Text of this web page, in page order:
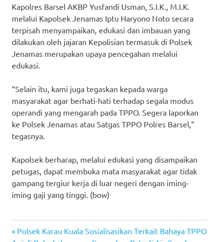
Kapolres Barsel AKBP Yusfandi Usman, S.I.K., M.I.K.
melalui Kapolsek Jenamas Iptu Haryono Noto secara
terpisah menyampaikan, edukasi dan imbauan yang
dilakukan oleh jajaran Kepolisian termasuk di Polsek
Jenamas merupakan upaya pencegahan melalui
edukasi.
“Selain itu, kami juga tegaskan kepada warga
masyarakat agar berhati-hati terhadap segala modus
operandi yang mengarah pada TPPO. Segera laporkan
ke Polsek Jenamas atau Satgas TPPO Polres Barsel,”
tegasnya.
Kapolsek berharap, melalui edukasi yang disampaikan
petugas, dapat membuka mata masyarakat agar tidak
gampang tergiur kerja di luar negeri dengan iming-
iming gaji yang tinggi. (bow)
Post
Previous
Polsek Karau Kuala Sosialisasikan Terkait Bahaya TPPO